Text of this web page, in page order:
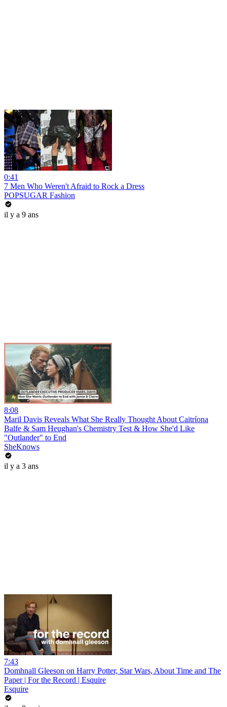
0:41
7 Men Who Weren't Afraid to Rock a Dress
POPSUGAR Fashion
il y a 9 ans
8:08
Maril Davis Reveals What She Really Thought About Caitríona
Balfe & Sam Heughan's Chemistry Test & How She'd Like
"Outlander" to End
SheKnows
il y a 3 ans
7:43
Domhnall Gleeson on Harry Potter, Star Wars, About Time and The
Paper | For the Record | Esquire
Esquire